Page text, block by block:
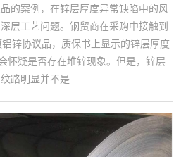
的案例，在锌层厚度异常缺陷中的风
层工艺问题。钢贸商在采购中接触到
锌协议品，质保书上显示的锌层厚度
怀疑是否存在堆锌现象。但是，锌层
路明显并不是